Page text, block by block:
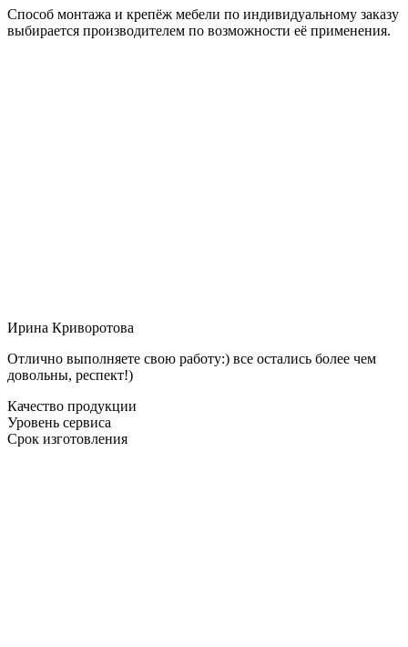
Способ монтажа и крепёж мебели по индивидуальному заказу
выбирается производителем по возможности её применения.
Ирина Криворотова
Отлично выполняете свою работу:) все остались более чем
довольны, респект!)
Качество продукции
Уровень сервиса
Срок изготовления